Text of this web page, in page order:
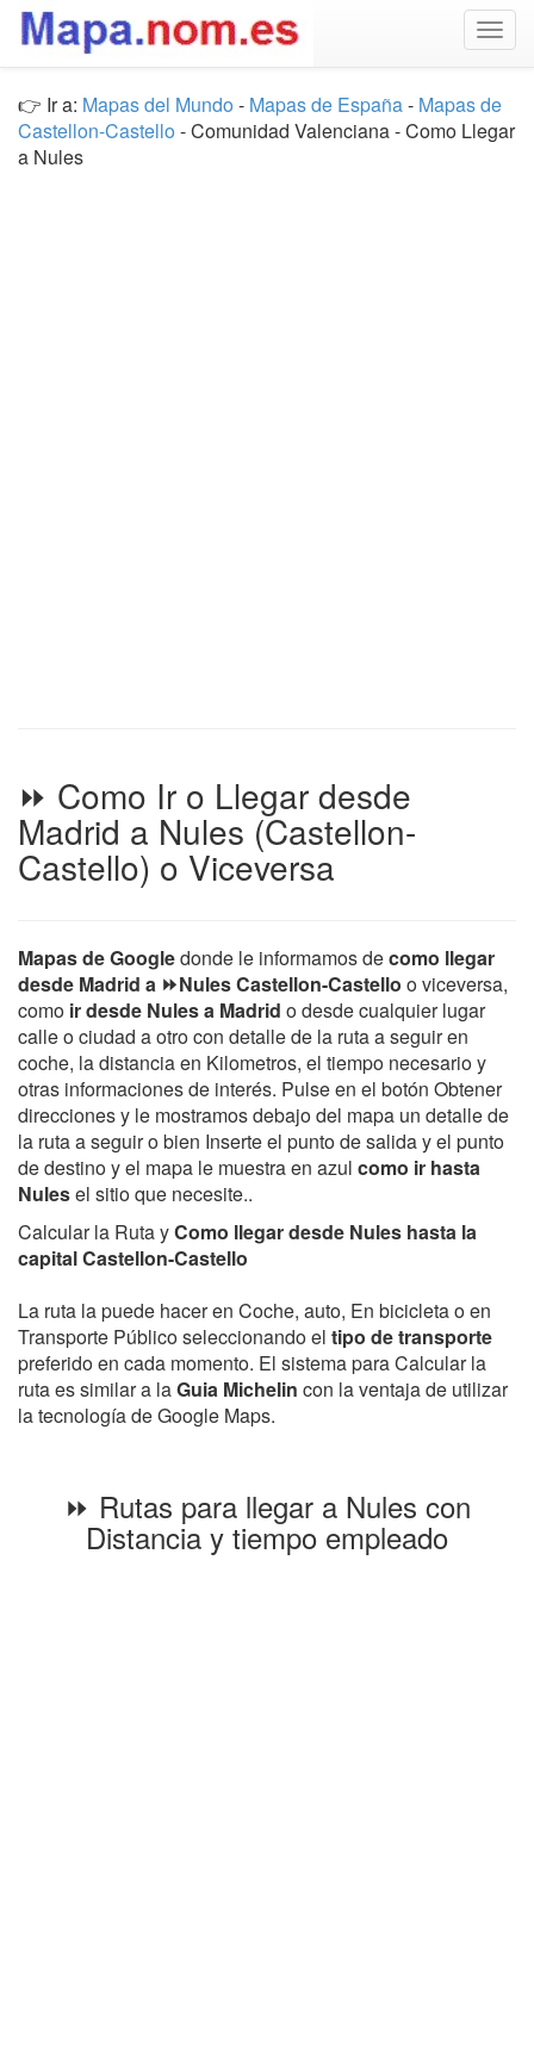
👉 Ir a: Mapas del Mundo - Mapas de España- Mapas de
Castellon-Castello - Comunidad Valenciana - Como Llegar
a Nules
⏩ Como Ir o Llegar desde
Madrid a Nules (Castellon-
Castello) o Viceversa
Mapas de Googledonde le informamos decomo llegar
desde Madrid a ⏩Nules Castellon-Castello o viceversa,
como ir desde Nules a Madrid o desde cualquier lugar
calle o ciudad a otro con detalle de la ruta a seguir en
coche, la distancia en Kilometros, el tiempo necesario y
otras informaciones de interés. Pulse en el botón Obtener
direcciones y le mostramos debajo del mapa un detalle de
la ruta a seguir o bien Inserte el punto de salida y el punto
de destino y el mapa le muestra en azul como ir hasta
Nulesel sitio que necesite..
Calcular la Ruta yComo llegar desde Nules hasta la
capital Castellon-Castello
La ruta la puede hacer en Coche, auto, En bicicleta o en
Transporte Público seleccionando el tipo de transporte
preferido en cada momento. El sistema para Calcular la
ruta es similar a laGuia Michelin con la ventaja de utilizar
la tecnología de Google Maps.
⏩ Rutas para llegar a Nules con
Distancia y tiempo empleado